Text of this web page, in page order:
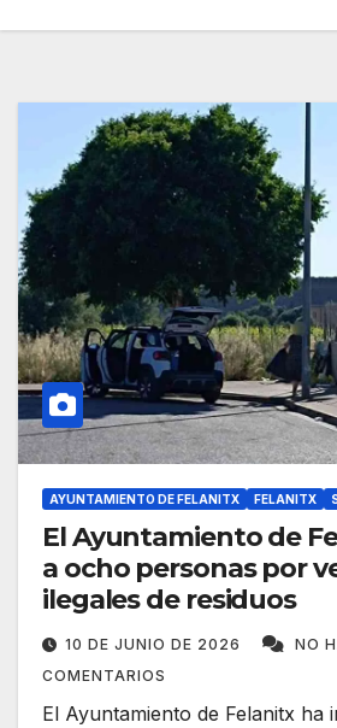
AYUNTAMIENTO DE FELANITX FELANITX
El Ayuntamiento de
a ocho personas por
ilegales de residuos
10 DE JUNIO DE 2026
NO
COMENTARIOS
El Ayuntamiento de Felanitx ha